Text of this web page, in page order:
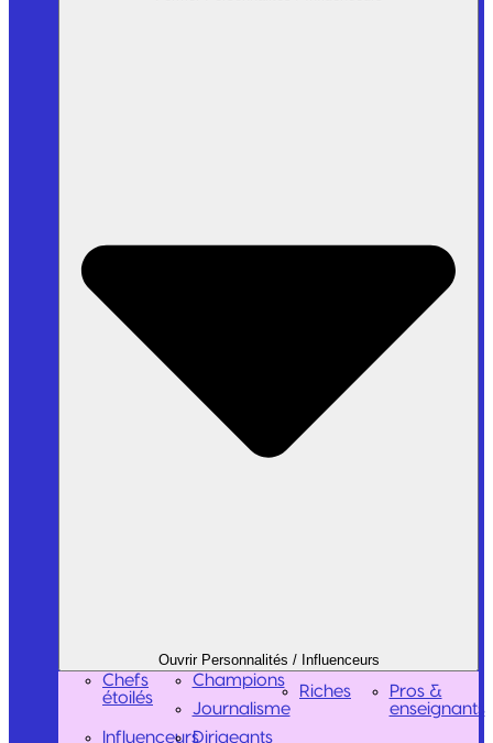
Ouvrir Personnalités / Influenceurs
Chefs
étoilés
Champions
Journalisme
InfluenceursDirigeants
Riches
Pros &
enseignants